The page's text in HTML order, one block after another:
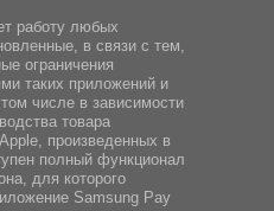
работу любых
в связи с тем,
ограничения
таких приложений и
числе в зависимости
товара
произведенных в
полный функционал
для которого
Samsung Pay